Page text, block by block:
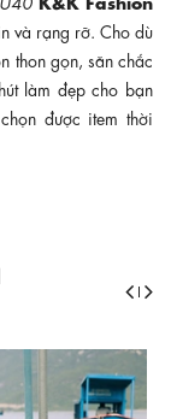
và rạng rỡ. Cho dù
thon gọn, săn chắc
làm đẹp cho bạn
được item thời